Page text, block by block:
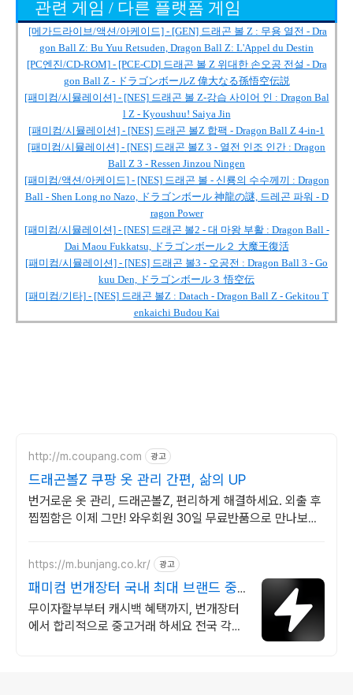
관련 게임 / 다른 플랫폼 게임
[메가드라이브/액션/아케이드] - [GEN] 드래곤 볼 Z : 무용 열전 - Dra
gon Ball Z: Bu Yuu Retsuden, Dragon Ball Z: L'Appel du Destin
[PC엔진/CD-ROM] - [PCE-CD] 드래곤 볼 Z 위대한 손오공 전설 - Dra
gon Ball Z - ドラゴンボールZ 偉大なる孫悟空伝説
[패미컴/시뮬레이션] - [NES] 드래곤 볼 Z-강습 사이어 인 : Dragon Bal
l Z - Kyoushuu! Saiya Jin
[패미컴/시뮬레이션] - [NES] 드래곤 볼Z 합팩 - Dragon Ball Z 4-in-1
[패미컴/시뮬레이션] - [NES] 드래곤 볼Z 3 - 열전 인조 인간 : Dragon
Ball Z 3 - Ressen Jinzou Ningen
[패미컴/액션/아케이드] - [NES] 드래곤 볼 - 신룡의 수수께끼 : Dragon
Ball - Shen Long no Nazo, ドラゴンボール 神龍の謎, 드레곤 파워 - D
ragon Power
[패미컴/시뮬레이션] - [NES] 드래곤 볼2 - 대 마왕 부활 : Dragon Ball -
Dai Maou Fukkatsu, ドラゴンボール２ 大魔王復活
[패미컴/시뮬레이션] - [NES] 드래곤 볼3 - 오공전 : Dragon Ball 3 - Go
kuu Den, ドラゴンボール３ 悟空伝
[패미컴/기타] - [NES] 드래곤 볼Z : Datach - Dragon Ball Z - Gekitou T
enkaichi Budou Kai
http://m.coupang.com 광고
드래곤볼Z 쿠팡 옷 관리 간편, 삶의 UP
번거로운 옷 관리, 드래곤볼Z, 편리하게 해결하세요. 외출 후
찝찝함은 이제 그만! 와우회원 30일 무료반품으로 만나보세
https://m.bunjang.co.kr/ 광고
패미컴 번개장터 국내 최대 브랜드 중
고거래
무이자할부부터 캐시백 혜택까지, 번개장터
에서 합리적으로 중고거래 하세요 전국 각지